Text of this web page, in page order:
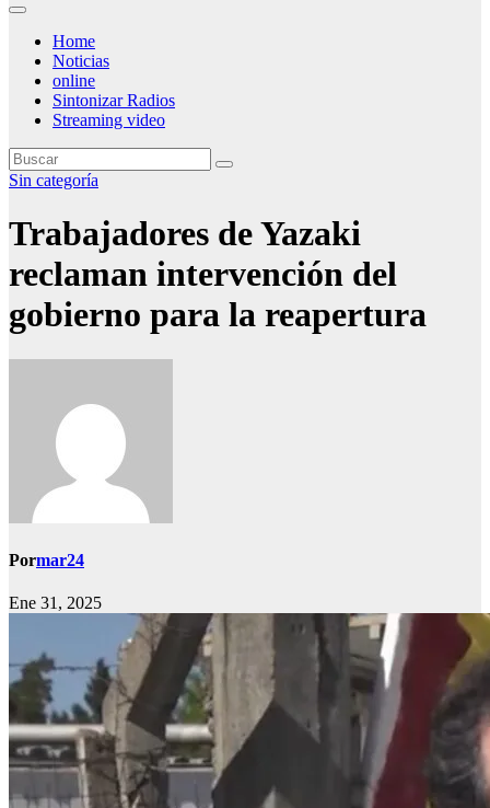
Home
Noticias
online
Sintonizar Radios
Streaming video
Sin categoría
Trabajadores de Yazaki
reclaman intervención del
gobierno para la reapertura
Pormar24
Ene 31, 2025